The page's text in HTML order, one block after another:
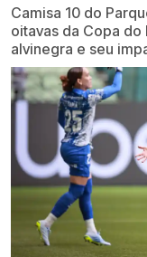
Camisa 10 do
oitavas da Copa
alvinegra e seu